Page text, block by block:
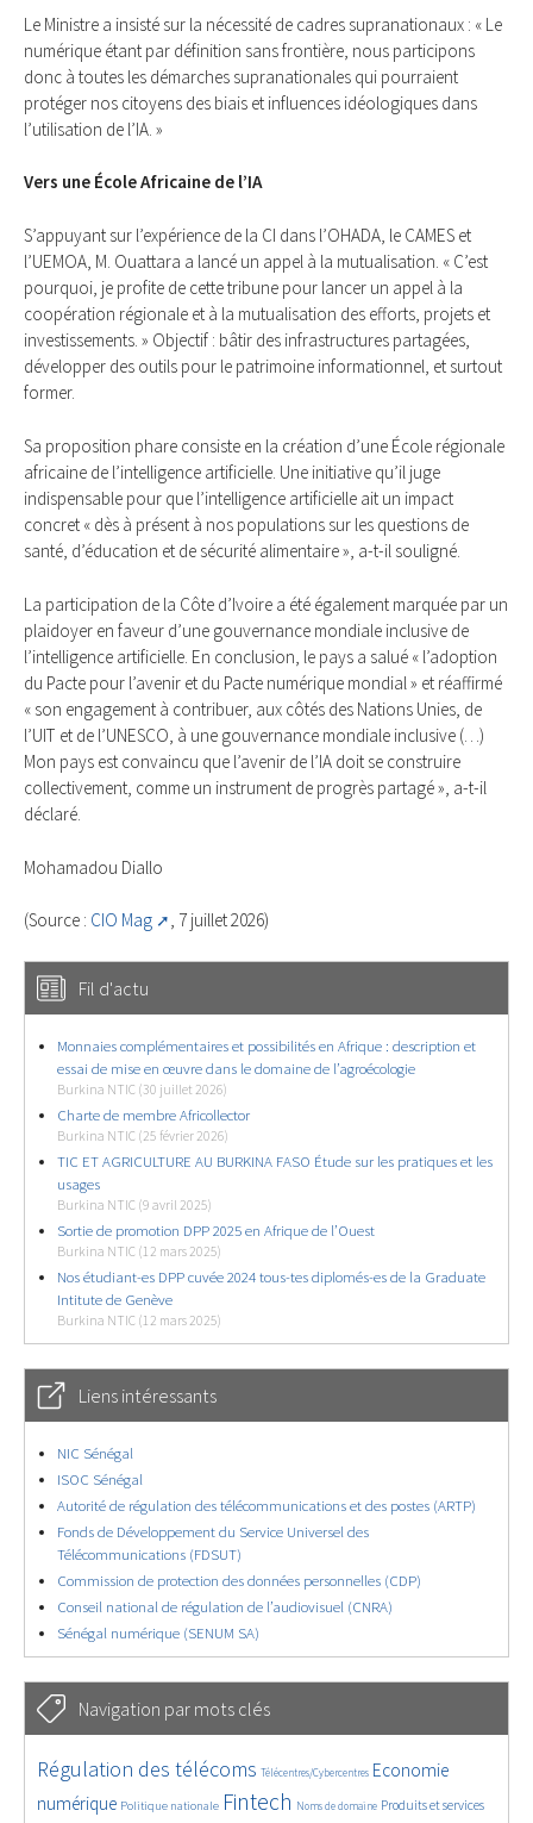
Le Ministre a insisté sur la nécessité de cadres supranationaux : « Le
numérique étant par définition sans frontière, nous participons
donc à toutes les démarches supranationales qui pourraient
protéger nos citoyens des biais et influences idéologiques dans
l’utilisation de l’IA. »
Vers une École Africaine de l’IA
S’appuyant sur l’expérience de la CI dans l’OHADA, le CAMES et
l’UEMOA, M. Ouattara a lancé un appel à la mutualisation. « C’est
pourquoi, je profite de cette tribune pour lancer un appel à la
coopération régionale et à la mutualisation des efforts, projets et
investissements. » Objectif : bâtir des infrastructures partagées,
développer des outils pour le patrimoine informationnel, et surtout
former.
Sa proposition phare consiste en la création d’une École régionale
africaine de l’intelligence artificielle. Une initiative qu’il juge
indispensable pour que l’intelligence artificielle ait un impact
concret « dès à présent à nos populations sur les questions de
santé, d’éducation et de sécurité alimentaire », a-t-il souligné.
La participation de la Côte d’Ivoire a été également marquée par un
plaidoyer en faveur d’une gouvernance mondiale inclusive de
l’intelligence artificielle. En conclusion, le pays a salué « l’adoption
du Pacte pour l’avenir et du Pacte numérique mondial » et réaffirmé
« son engagement à contribuer, aux côtés des Nations Unies, de
l’UIT et de l’UNESCO, à une gouvernance mondiale inclusive (…)
Mon pays est convaincu que l’avenir de l’IA doit se construire
collectivement, comme un instrument de progrès partagé », a-t-il
déclaré.
Mohamadou Diallo
(Source : CIO Mag , 7 juillet 2026)
Fil d'actu
Monnaies complémentaires et possibilités en Afrique : description et
essai de mise en œuvre dans le domaine de l’agroécologie
Burkina NTIC (30 juillet 2026)
Charte de membre Africollector
Burkina NTIC (25 février 2026)
TIC ET AGRICULTURE AU BURKINA FASO Étude sur les pratiques et les
usages
Burkina NTIC (9 avril 2025)
Sortie de promotion DPP 2025 en Afrique de l’Ouest
Burkina NTIC (12 mars 2025)
Nos étudiant-es DPP cuvée 2024 tous-tes diplomés-es de la Graduate
Intitute de Genève
Burkina NTIC (12 mars 2025)
Liens intéressants
NIC Sénégal
ISOC Sénégal
Autorité de régulation des télécommunications et des postes (ARTP)
Fonds de Développement du Service Universel des
Télécommunications (FDSUT)
Commission de protection des données personnelles (CDP)
Conseil national de régulation de l’audiovisuel (CNRA)
Sénégal numérique (SENUM SA)
Navigation par mots clés
4642/5767
Régulation des télécoms
402/5767 Télécentres/Cybercentres
3678/5767
Economie
numérique
1900/5767 Politique nationale
5299/5767 Fintech
701/5767 Noms de domaine
2408/5767 Produits et services
1559/5767